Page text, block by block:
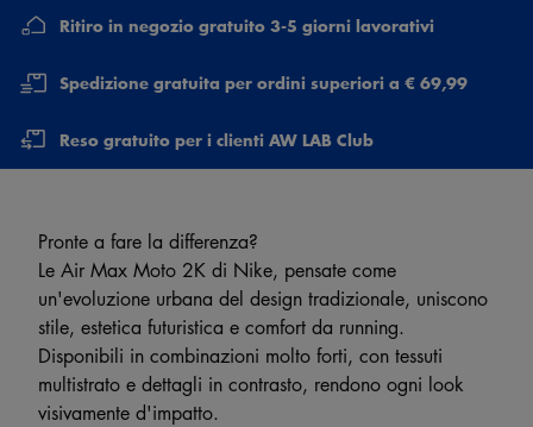
Ritiro in negozio gratuito 3-5 giorni lavorativi
Spedizione gratuita per ordini superiori a € 69,99
Reso gratuito per i clienti AW LAB Club
Pronte a fare la differenza?
Le Air Max Moto 2K di Nike, pensate come
un'evoluzione urbana del design tradizionale, uniscono
stile, estetica futuristica e comfort da running.
Disponibili in combinazioni molto forti, con tessuti
multistrato e dettagli in contrasto, rendono ogni look
visivamente d'impatto.